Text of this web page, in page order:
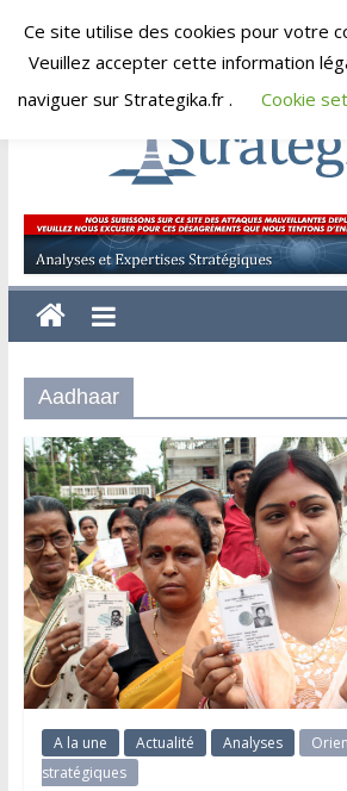
Skip
samedi, août 8, 2026
Strategika
Expertise
et
Analyses
Aadhaar
A la une Actualité Analyses
stratégiques
Ce site utilise des cookies pour votre
Veuillez accepter cette information
naviguer sur Strategika.fr .
Cookie